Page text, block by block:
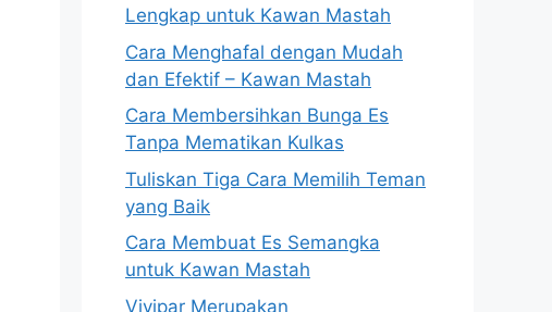
Lengkap untuk Kawan Mastah
Cara Menghafal dengan Mudah
dan Efektif – Kawan Mastah
Cara Membersihkan Bunga Es
Tanpa Mematikan Kulkas
Tuliskan Tiga Cara Memilih Teman
yang Baik
Cara Membuat Es Semangka
untuk Kawan Mastah
Vivipar Merupakan